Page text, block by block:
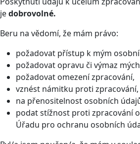
jedobrovolné.
Beru na vědomí, že mám právo:
požadovat přístup k mým
požadovat opravu či výmaz
požadovat omezení zpracování,
vznést námitku proti zpracování,
na přenositelnost osobních
podat stížnost proti zpracování
Úřadu pro ochranu osobních